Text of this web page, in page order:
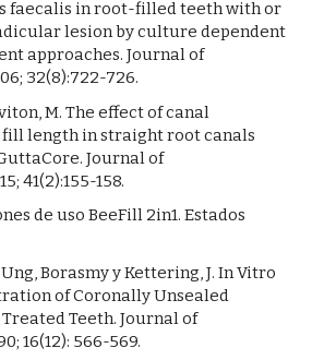
faecalis in root-filled teeth with or
lesion by culture dependent
approaches. Journal of
32(8):722-726.
M. The effect of canal
length in straight root canals
Journal of
41(2):155-158.
de uso BeeFill 2in1. Estados
Borasmy y Kettering, J. In Vitro
of Coronally Unsealed
Teeth. Journal of
16(12): 566-569.